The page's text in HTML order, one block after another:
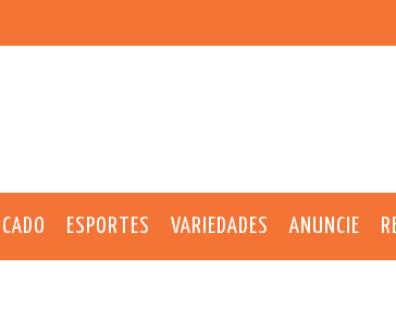
ESPORTES VARIEDADES ANUNCIE